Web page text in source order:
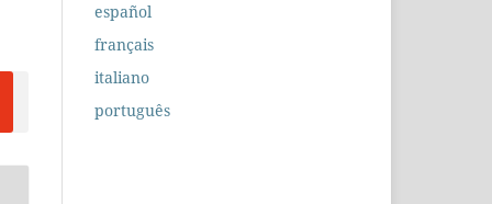
español
français
italiano
português